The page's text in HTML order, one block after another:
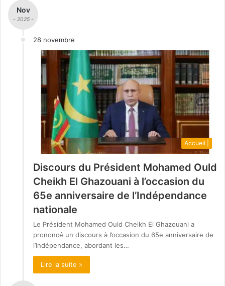
Nov
- 2025 -
28 novembre
Accueil |
Discours du Président Mohamed Ould
Cheikh El Ghazouani à l’occasion du
65e anniversaire de l’Indépendance
nationale
Le Président Mohamed Ould Cheikh El Ghazouani a
prononcé un discours à l’occasion du 65e anniversaire de
l’Indépendance, abordant les…
Lire la suite »